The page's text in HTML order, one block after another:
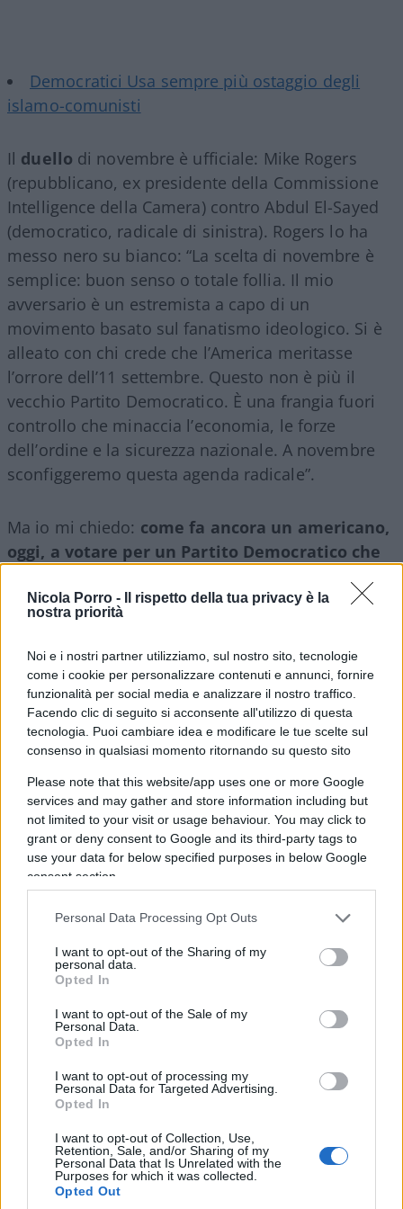
Nicola Porro -
Il rispetto della tua privacy è la
nostra priorità
Noi e i nostri partner utilizziamo, sul nostro sito, tecnologie
come i cookie per personalizzare contenuti e annunci, fornire
funzionalità per social media e analizzare il nostro traffico.
Facendo clic di seguito si acconsente all'utilizzo di questa
tecnologia. Puoi cambiare idea e modificare le tue scelte sul
consenso in qualsiasi momento ritornando su questo sito
Please note that this website/app uses one or more Google
services and may gather and store information including but
not limited to your visit or usage behaviour. You may click to
grant or deny consent to Google and its third-party tags to
use your data for below specified purposes in below Google
consent section.
Personal Data Processing Opt Outs
I want to opt-out of the Sharing of my
personal data.
Opted In
I want to opt-out of the Sale of my
Personal Data.
Opted In
I want to opt-out of processing my
Personal Data for Targeted Advertising.
Opted In
I want to opt-out of Collection, Use,
Retention, Sale, and/or Sharing of my
Personal Data that Is Unrelated with the
Purposes for which it was collected.
Opted Out
Democratici Usa sempre più ostaggio degli
islamo-comunisti
Il duello di novembre è ufficiale: Mike Rogers
(repubblicano, ex presidente della Commissione
Intelligence della Camera) contro Abdul El-Sayed
(democratico, radicale di sinistra). Rogers lo ha
messo nero su bianco: “La scelta di novembre è
semplice: buon senso o totale follia. Il mio
avversario è un estremista a capo di un
movimento basato sul fanatismo ideologico. Si è
alleato con chi crede che l’America meritasse
l’orrore dell’11 settembre. Questo non è più il
vecchio Partito Democratico. È una frangia fuori
controllo che minaccia l’economia, le forze
dell’ordine e la sicurezza nazionale. A novembre
sconfiggeremo questa agenda radicale”.
Ma io mi chiedo: come fa ancora un americano,
oggi, a votare per un Partito Democratico che
chi dice che l’America si è meritata l’11
settembre?
Cesare Rascel, 7 agosto 2026
Due Europe, due modelli:
perché lo scontro Meloni-
Sanchez va oltre Ceuta
La crisi sui confini diventa politica: sicurezza e
deterrenza contro la linea progressista di Madrid
Massimo Balsamo
8 Agosto 2026, 8:00